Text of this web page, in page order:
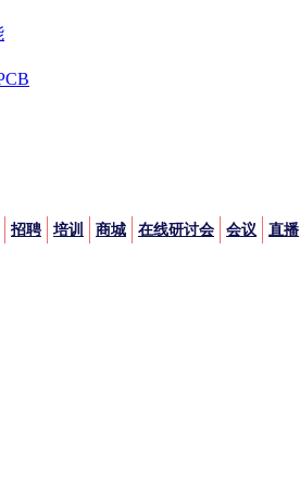
招聘 培训 商城 在线研讨会 会议 直播